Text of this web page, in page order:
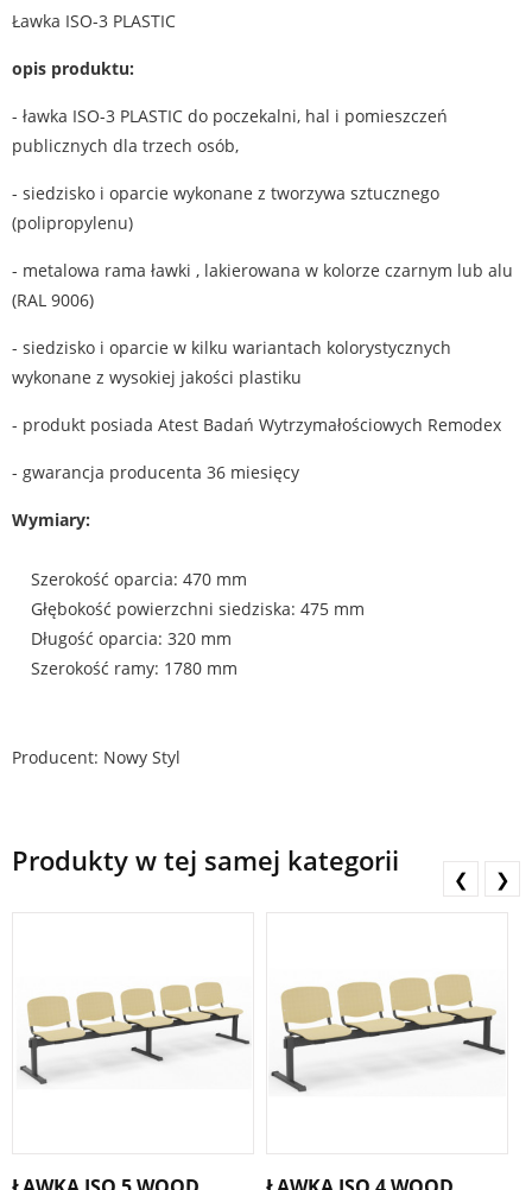
Ławka ISO-3 PLASTIC
opis produktu:
- ławka ISO-3 PLASTIC do poczekalni, hal i pomieszczeń
publicznych dla trzech osób,
- siedzisko i oparcie wykonane z tworzywa sztucznego
(polipropylenu)
- metalowa rama ławki , lakierowana w kolorze czarnym lub alu
(RAL 9006)
- siedzisko i oparcie w kilku wariantach kolorystycznych
wykonane z wysokiej jakości plastiku
- produkt posiada Atest Badań Wytrzymałościowych Remodex
- gwarancja producenta 36 miesięcy
Wymiary:
Szerokość oparcia: 470 mm
Głębokość powierzchni siedziska: 475 mm
Długość oparcia: 320 mm
Szerokość ramy: 1780 mm
Producent: Nowy Styl
Produkty w tej samej kategorii
❮ ❯